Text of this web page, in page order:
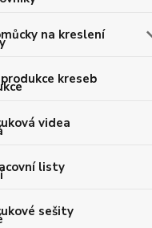
na kreslení
kreseb
videa
listy
sešity